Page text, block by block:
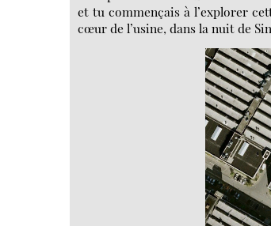
et tu commençais à l’explorer
cœur de l’usine, dans la nuit de